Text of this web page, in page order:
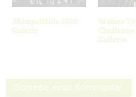
3Kings3Hills 2026:
Galerie
Walser
Challenge
Gallerie
Schreibe einen Kommentar